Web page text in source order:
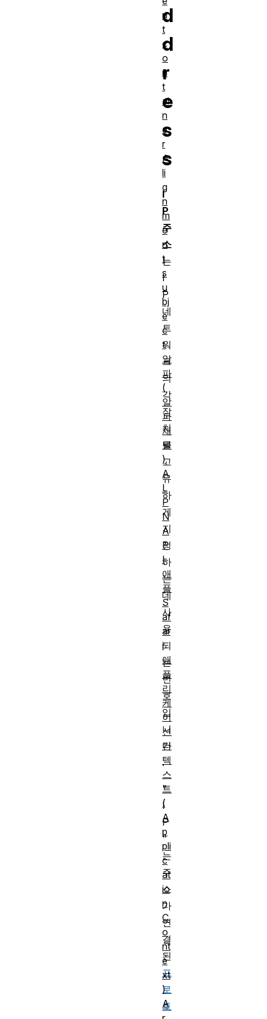
d
d
r
e
s
s
I
P
주
소
는
I
P
네
트
워
크
의
각
장
치
를
고
유
하
게
지
정
하
는
데
사
용
되
는
번
호
입
니
다
.
"
I
P
"
는
주
소
가
연
결
된
프
로
토
n
t
c
o
n
t
ai
n
e
r
A
li
g
n
m
e
n
t
s
u
bj
e
c
t
알
파
(
알
파
채
널
)
A
L
P
N
A
P
I
애
플
S
af
ar
i
애
플
리
케
이
션
컨
텍
스
트
(
A
p
pli
c
at
io
n
C
o
nt
e
xt
)
A